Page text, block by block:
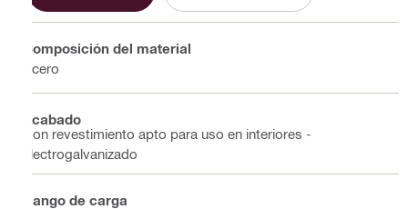
Composición del material
Acero
Acabado
Con revestimiento apto para uso en interiores -
electrogalvanizado
Rango de carga